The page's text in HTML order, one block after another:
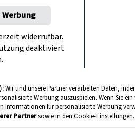
widerrufbar.
deaktiviert
Wir und unsere Partner verarbeiten Daten,
Werbung auszuspielen. Wenn Sie
Informationen für personalisierte Werbung
Partnersowie in den Cookie-Einstellungen.